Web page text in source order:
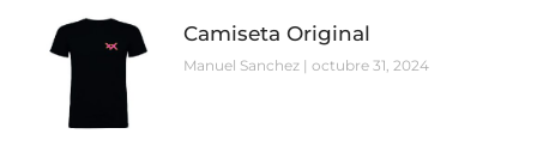
Camiseta Original
Manuel Sanchez octubre 31, 2024